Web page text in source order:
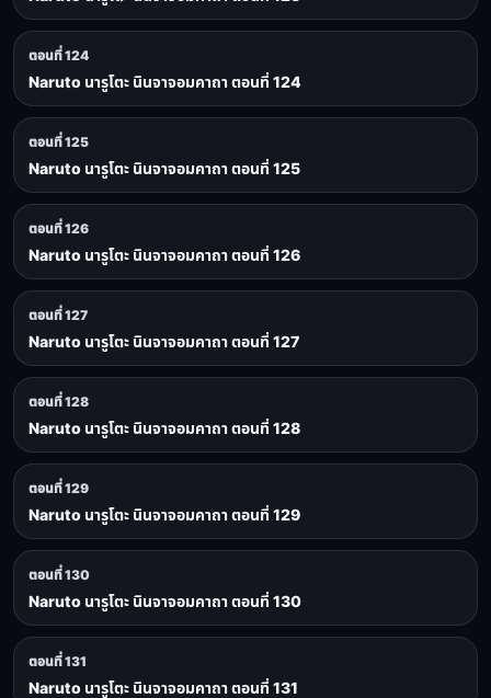
ตอนที่ 124
Naruto นารูโตะ นินจาจอมคาถา ตอนที่ 124
ตอนที่ 125
Naruto นารูโตะ นินจาจอมคาถา ตอนที่ 125
ตอนที่ 126
Naruto นารูโตะ นินจาจอมคาถา ตอนที่ 126
ตอนที่ 127
Naruto นารูโตะ นินจาจอมคาถา ตอนที่ 127
ตอนที่ 128
Naruto นารูโตะ นินจาจอมคาถา ตอนที่ 128
ตอนที่ 129
Naruto นารูโตะ นินจาจอมคาถา ตอนที่ 129
ตอนที่ 130
Naruto นารูโตะ นินจาจอมคาถา ตอนที่ 130
ตอนที่ 131
Naruto นารูโตะ นินจาจอมคาถา ตอนที่ 131